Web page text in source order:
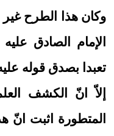
وكان هذا الطرح
الإمام الصادق
تعبدا بصدق قوله
إلاّ انّ الكشف
المتطورة اثبت انّ